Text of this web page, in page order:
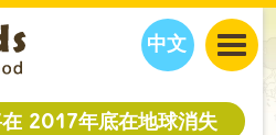
中文
JAJA’S WORLD
2017年底在地球消失